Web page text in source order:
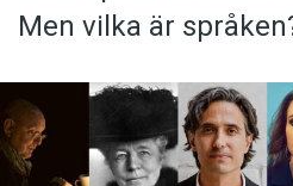
Men vilka är